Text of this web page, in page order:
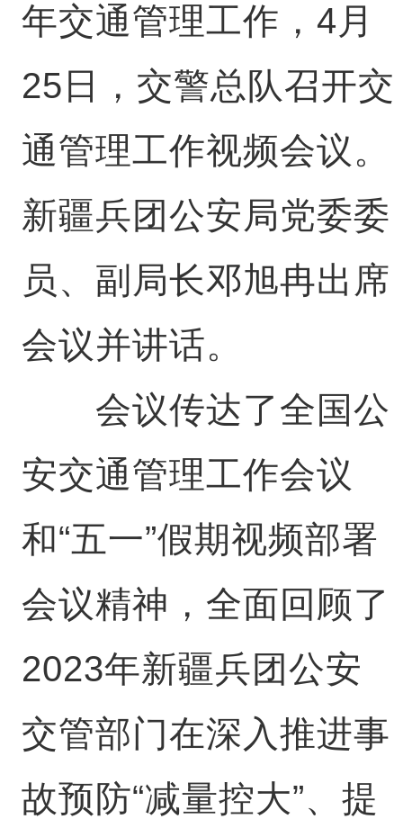
年交通管理工作，4月
25日，交警总队召开交
通管理工作视频会议。
新疆兵团公安局党委委
员、副局长邓旭冉出席
会议并讲话。
会议传达了全国公
安交通管理工作会议
和“五一”假期视频部署
会议精神，全面回顾了
2023年新疆兵团公安
交管部门在深入推进事
故预防“减量控大”、提